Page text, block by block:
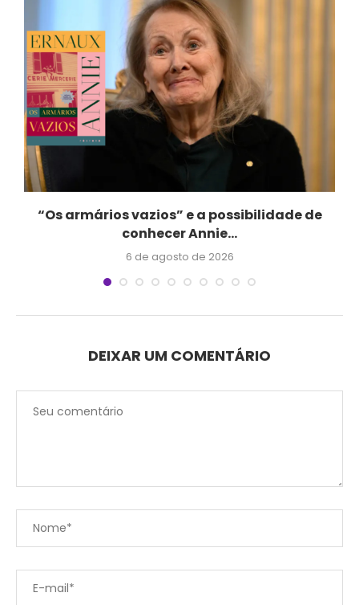
“Os armários vazios” e a possibilidade de
conhecer Annie...
6 de agosto de 2026
DEIXAR UM COMENTÁRIO